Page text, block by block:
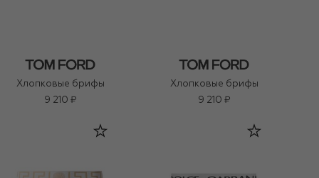
Хлопковые брифы
9 210 ₽
Хлопковые брифы
9 210 ₽